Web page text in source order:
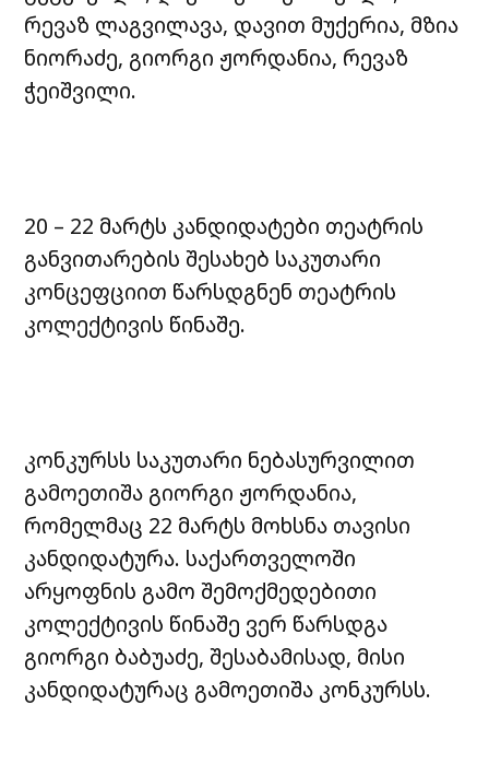
რევაზ ლაგვილავა, დავით მუქერია, მზია
ნიორაძე, გიორგი ჟორდანია, რევაზ
ჭეიშვილი.
20 – 22 მარტს კანდიდატები თეატრის
განვითარების შესახებ საკუთარი
კონცეფციით წარსდგნენ თეატრის
კოლექტივის წინაშე.
კონკურსს საკუთარი ნებასურვილით
გამოეთიშა გიორგი ჟორდანია,
რომელმაც 22 მარტს მოხსნა თავისი
კანდიდატურა. საქართველოში
არყოფნის გამო შემოქმედებითი
კოლექტივის წინაშე ვერ წარსდგა
გიორგი ბაბუაძე, შესაბამისად, მისი
კანდიდატურაც გამოეთიშა კონკურსს.